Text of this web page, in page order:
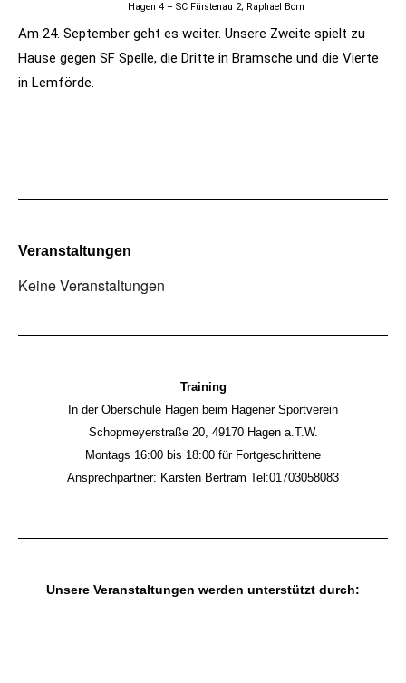
Hagen 4 – SC Fürstenau 2; Raphael Born
Am 24. September geht es weiter. Unsere Zweite spielt zu
Hause gegen SF Spelle, die Dritte in Bramsche und die Vierte
in Lemförde.
Veranstaltungen
Keine Veranstaltungen
Training
In der Oberschule Hagen beim Hagener Sportverein
Schopmeyerstraße 20, 49170 Hagen a.T.W.
Montags 16:00 bis 18:00 für Fortgeschrittene
Ansprechpartner: Karsten Bertram Tel:01703058083
Unsere Veranstaltungen werden unterstützt durch: